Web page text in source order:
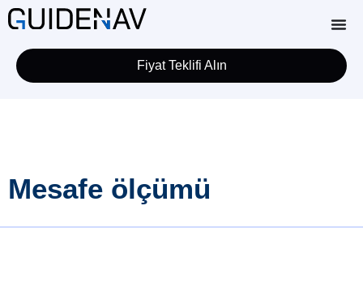
Fiyat Teklifi Alın
Mesafe ölçümü